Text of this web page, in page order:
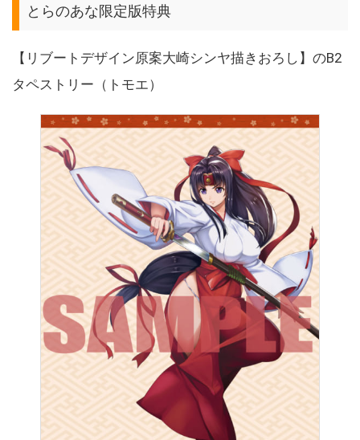
とらのあな限定版特典
【リブートデザイン原案大崎シンヤ描きおろし】のB2
タペストリー（トモエ）